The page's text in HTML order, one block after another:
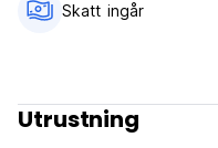
Skatt ingår
Utrustning